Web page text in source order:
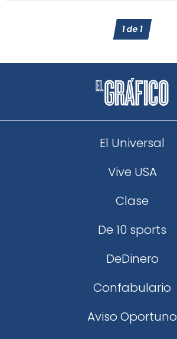
1de1
El Universal
Vive USA
Clase
De 10 sports
DeDinero
Confabulario
Aviso Oportuno